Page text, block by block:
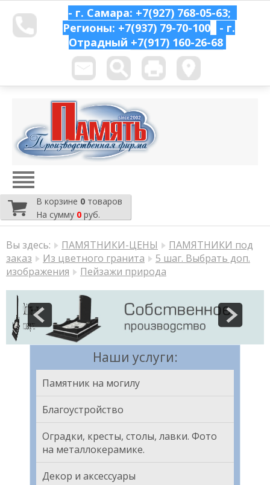
- г. Самара: +7(927) 768-05-63;
Регионы: +7(937) 79-70-100
- г.
Отрадный +7(917) 160-26-68
В корзине 0 товаров
На сумму 0 руб.
Вы здесь: ПАМЯТНИКИ-ЦЕНЫ
ПАМЯТНИКИ под
заказ
Из цветного гранита
5 шаг. Выбрать доп.
изображения
Пейзажи природа
Наши услуги:
Памятник на могилу
Благоустройство
Оградки, кресты, столы, лавки. Фото
на металлокерамике.
Декор и аксессуары